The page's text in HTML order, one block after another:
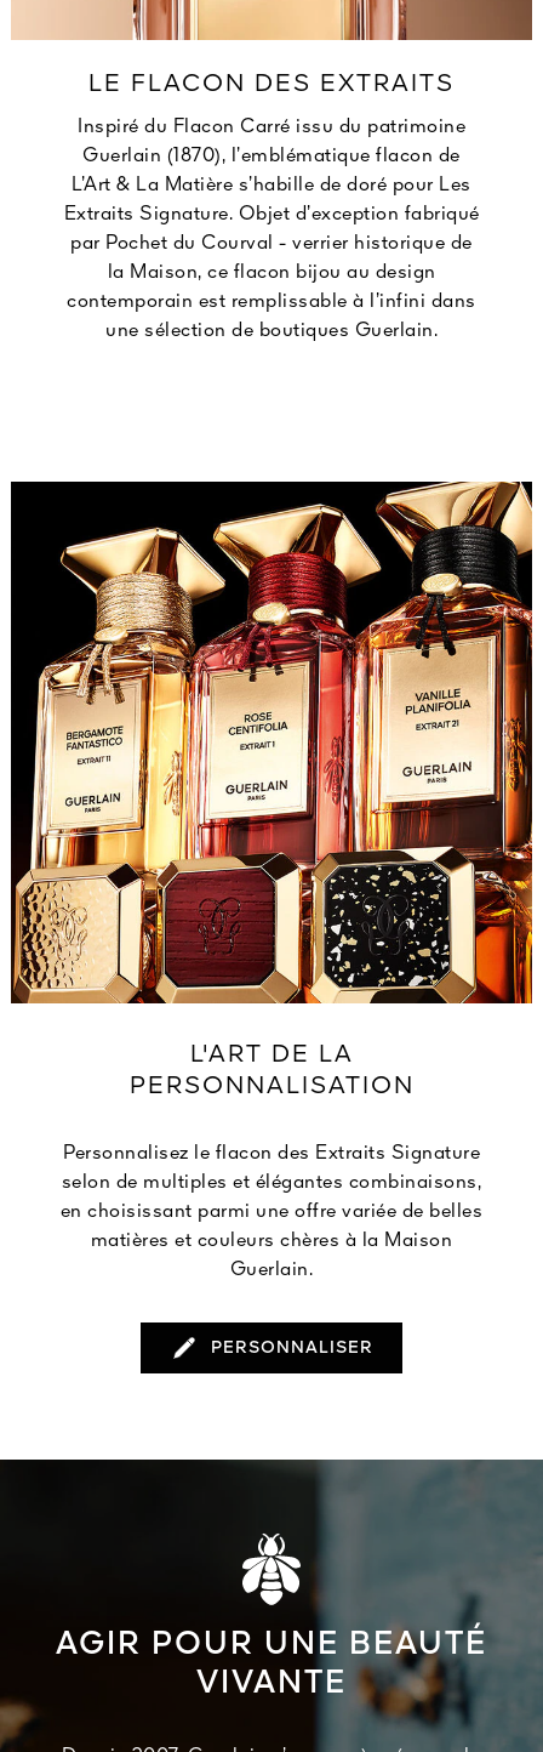
LE FLACON DES EXTRAITS
Inspiré du Flacon Carré issu du patrimoine
Guerlain (1870), l’emblématique flacon de
L’Art & La Matière s’habille de doré pour Les
Extraits Signature. Objet d’exception fabriqué
par Pochet du Courval - verrier historique de
la Maison, ce flacon bijou au design
contemporain est remplissable à l’infini dans
une sélection de boutiques Guerlain.
L'ART DE LA
PERSONNALISATION
Personnalisez le flacon des Extraits Signature
selon de multiples et élégantes combinaisons,
en choisissant parmi une offre variée de belles
matières et couleurs chères à la Maison
Guerlain.
PERSONNALISER
AGIR POUR UNE BEAUTÉ
VIVANTE